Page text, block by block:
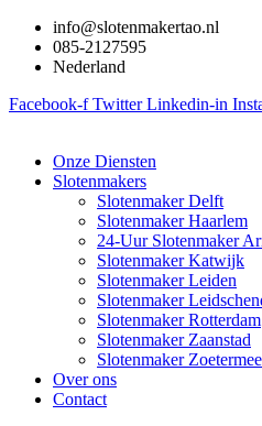
naar
info@slotenmakertao.nl
085-2127595
Nederland
Facebook-f Twitter Linkedin-in
Onze Diensten
Slotenmakers
Slotenmaker Delft
Slotenmaker Haarlem
24-Uur Slotenmaker
Slotenmaker Katwijk
Slotenmaker Leiden
Slotenmaker
Slotenmaker Rotterdam
Slotenmaker Zaanstad
Slotenmaker
Over ons
Contact